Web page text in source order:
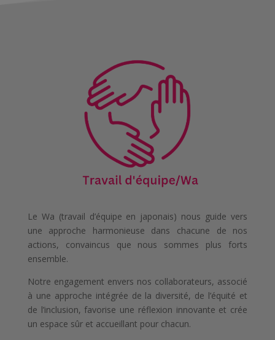
Le Wa (travail d’équipe en japonais) nous guide vers
une approche harmonieuse dans chacune de nos
actions, convaincus que nous sommes plus forts
ensemble.
Notre engagement envers nos collaborateurs, associé
à une approche intégrée de la diversité, de l’équité et
de l’inclusion, favorise une réflexion innovante et crée
un espace sûr et accueillant pour chacun.